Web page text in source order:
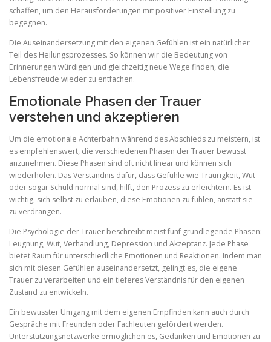
schaffen, um den Herausforderungen mit positiver Einstellung zu
begegnen.
Die Auseinandersetzung mit den eigenen Gefühlen ist ein natürlicher
Teil des Heilungsprozesses. So können wir die Bedeutung von
Erinnerungen würdigen und gleichzeitig neue Wege finden, die
Lebensfreude wieder zu entfachen.
Emotionale Phasen der Trauer
verstehen und akzeptieren
Um die emotionale Achterbahn während des Abschieds zu meistern, ist
es empfehlenswert, die verschiedenen Phasen der Trauer bewusst
anzunehmen. Diese Phasen sind oft nicht linear und können sich
wiederholen. Das Verständnis dafür, dass Gefühle wie Traurigkeit, Wut
oder sogar Schuld normal sind, hilft, den Prozess zu erleichtern. Es ist
wichtig, sich selbst zu erlauben, diese Emotionen zu fühlen, anstatt sie
zu verdrängen.
Die Psychologie der Trauer beschreibt meist fünf grundlegende Phasen:
Leugnung, Wut, Verhandlung, Depression und Akzeptanz. Jede Phase
bietet Raum für unterschiedliche Emotionen und Reaktionen. Indem man
sich mit diesen Gefühlen auseinandersetzt, gelingt es, die eigene
Trauer zu verarbeiten und ein tieferes Verständnis für den eigenen
Zustand zu entwickeln.
Ein bewusster Umgang mit dem eigenen Empfinden kann auch durch
Gespräche mit Freunden oder Fachleuten gefördert werden.
Unterstützungsnetzwerke ermöglichen es, Gedanken und Emotionen zu